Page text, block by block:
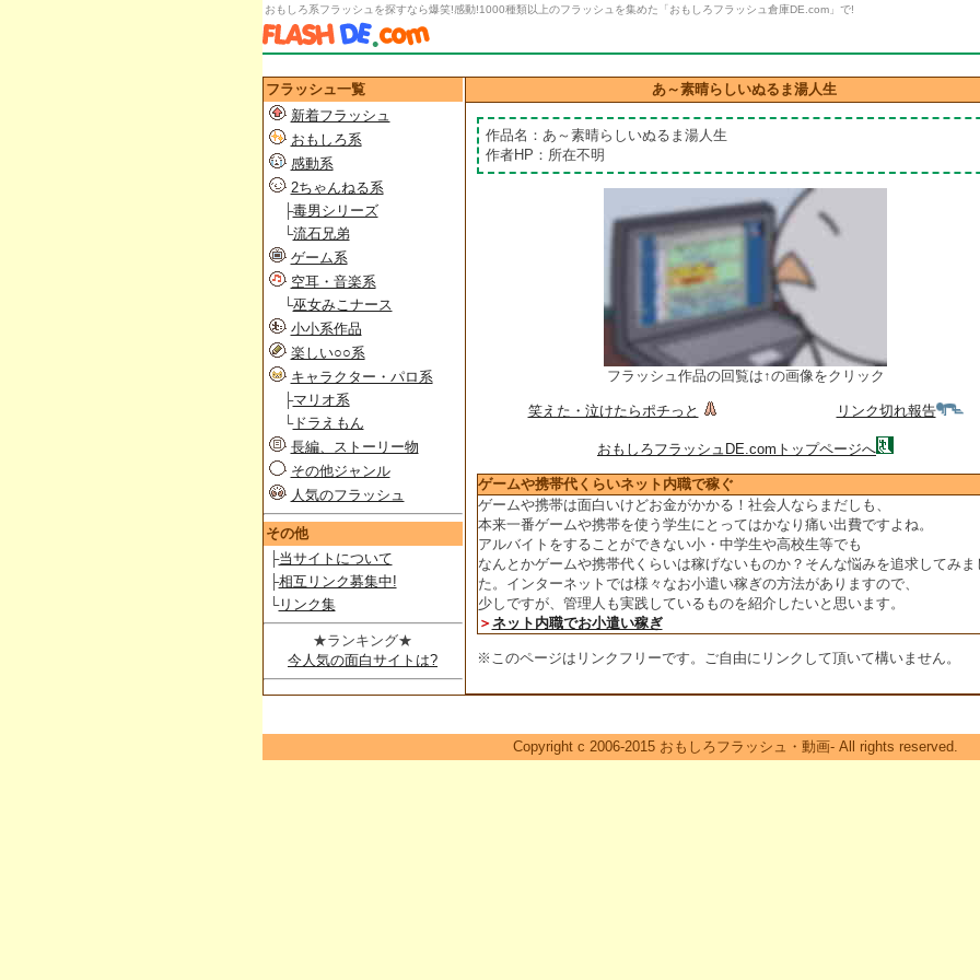
おもしろ系フラッシュを探すなら爆笑!感動!1000種類以上のフラッシュを集めた「おもしろフラッシュ倉庫DE.com」で!
あ～素晴らしいぬるま湯人生
作品名：あ～素晴らしいぬるま湯人生
作者HP：所在不明
フラッシュ作品の回覧は↑の画像をクリック
笑えた・泣けたらポチっと リンク切れ報告
おもしろフラッシュDE.comトップページへ
ゲームや携帯代くらいネット内職で稼ぐ
ゲームや携帯は面白いけどお金がかかる！社会人ならまだしも、
本来一番ゲームや携帯を使う学生にとってはかなり痛い出費ですよね。
アルバイトをすることができない小・中学生や高校生等でも
なんとかゲームや携帯代くらいは稼げないものか？そんな悩みを追求してみま
た。インターネットでは様々なお小遣い稼ぎの方法がありますので、
少しですが、管理人も実践しているものを紹介したいと思います。
＞ ネット内職でお小遣い稼ぎ
※このページはリンクフリーです。ご自由にリンクして頂いて構いません。
フラッシュ一覧
新着フラッシュ
おもしろ系
感動系
2ちゃんねる系
├毒男シリーズ
└流石兄弟
ゲーム系
空耳・音楽系
└巫女みこナース
小小系作品
楽しい○○系
キャラクター・パロ系
├マリオ系
└ドラえもん
長編、ストーリー物
その他ジャンル
人気のフラッシュ
その他
├当サイトについて
├相互リンク募集中!
└リンク集
★ランキング★
今人気の面白サイトは?
Copyright c 2006-2015 おもしろフラッシュ・動画- All rights reserved.